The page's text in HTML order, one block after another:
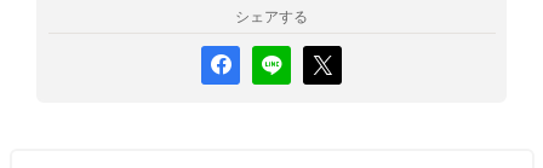
シェアする